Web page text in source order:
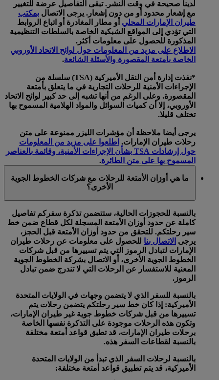
لدينا صحيحة في وقت النشر. تبقى التفاصيل عرضة للتغيير
مع إشعار محدود أو من دون إشعار. يرجى الاتصال بمكتب
طيران الإمارات المحلي أو مطار المغادرة أو اتباع الروابط
التي تؤدي إلى المواقع الشبكية الخاصة بالسلطات التنظيمية
المذكورة للحصول على معلومات أكثر.
الاطلاع على مزيد من المعلومات حول لوائح الاتحاد الأوروبي
الخاصة بأمتعة المقصورة والأسئلة الشائعة.
*نفذت إدارة أمن النقل الأميركية (TSA) سلسلة من
الإجراءات الأمنية للرحلات التجارية في ما يتعلق بأمتعة
المقصورة. وعلى الرغم من أنها تشبه إلى حد كبير لوائح الاتحاد
الأوروبي، إلا أن كميات السوائل والمواد الهلامية المسموح بها
تختلف قليلا.
يرجى أيضا ملاحظة أن مؤشرات الليزر ممنوعة على متن
رحلات طيران الإمارات. اطلعوا على مزيد من المعلومات
حول إرشادات TSA بشأن الإجراءات الأمنية، وقائمة بالعناصر
المسموح بها على متن الطائرة.
ما هي أوزان الأمتعة للرحلات مع شركات الخطوط الجوية
الأخرى؟
بالنسبة للحجوزات الحالية، ستتضمن تذكرة سفركم تفاصيل
كاملة عن حدود أوزان الأمتعة المسجلة لكل قطاع ضمن خط
سير رحلتكم. للتحقق من حدود أوزان الأمتعة قبل الحجز،
يرجى الاتصال بنا للحصول على معلومات عن رحلات طيران
الإمارات لتبادل الرموز التي يتم تسييرها من قبل شركات
الخطوط الجوية الأخرى، أو الاتصال بشركة الخطوط الجوية
المعنية للاستفسار عن الرحلات التي لا تندرج ضمن تبادل
الرموز.
بالنسبة للسفر الذي لا يتضمن وجهات في الولايات المتحدة
الأميركية: إذا كان خط سير رحلتكم يتضمن رحلات يتم
تسييرها من قبل شركات خطوط جوية غير طيران الإمارات،
وتكون هذه الرحلات موجودة على التذكرة نفسها الخاصة
برحلات طيران الإمارات، قد تطبق قواعد أمتعة مختلفة
بالنسبة لقطاعات السفر هذه.
بالنسبة لرحلات السفر الذي تبدأ من الولايات المتحدة
الأميركية، قد يتم تطبيق قواعد أمتعة مختلفة: